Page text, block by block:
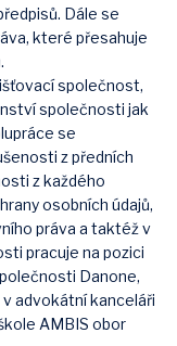
Dále se
které přesahuje
společnost,
společnosti jak
se
z předních
z každého
osobních údajů,
práva a taktéž v
pracuje na pozici
Danone,
advokátní kanceláři
AMBIS obor